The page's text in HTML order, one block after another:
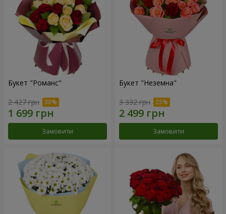
Букет "Романс"
2 427 грн
Замовити
Букет "Неземна"
3 332 грн
Замовити